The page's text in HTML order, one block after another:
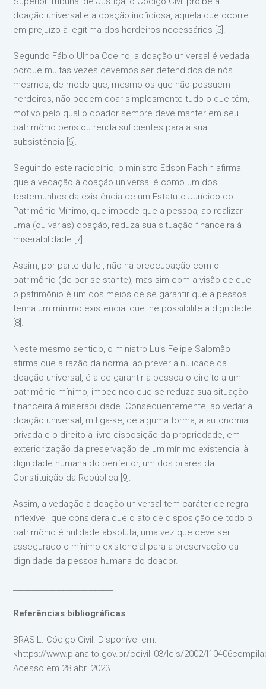
doação universal e a doação inoficiosa, aquela que ocorre
em prejuízo à legítima dos herdeiros necessários [5].
Segundo Fábio Ulhoa Coelho, a doação universal é vedada
porque muitas vezes devemos ser defendidos de nós
mesmos, de modo que, mesmo os que não possuem
herdeiros, não podem doar simplesmente tudo o que têm,
motivo pelo qual o doador sempre deve manter em seu
patrimônio bens ou renda suficientes para a sua
subsistência [6].
Seguindo este raciocínio, o ministro Edson Fachin afirma
que a vedação à doação universal é como um dos
testemunhos da existência de um Estatuto Jurídico do
Patrimônio Mínimo, que impede que a pessoa, ao realizar
uma (ou várias) doação, reduza sua situação financeira à
miserabilidade [7].
Assim, por parte da lei, não há preocupação com o
patrimônio (de per se stante), mas sim com a visão de que
o patrimônio é um dos meios de se garantir que a pessoa
tenha um mínimo existencial que lhe possibilite a dignidade
[8].
Neste mesmo sentido, o ministro Luis Felipe Salomão
afirma que a razão da norma, ao prever a nulidade da
doação universal, é a de garantir à pessoa o direito a um
patrimônio mínimo, impedindo que se reduza sua situação
financeira à miserabilidade. Consequentemente, ao vedar a
doação universal, mitiga-se, de alguma forma, a autonomia
privada e o direito à livre disposição da propriedade, em
exteriorização da preservação de um mínimo existencial à
dignidade humana do benfeitor, um dos pilares da
Constituição da República [9].
Assim, a vedação à doação universal tem caráter de regra
inflexível, que considera que o ato de disposição de todo o
patrimônio é nulidade absoluta, uma vez que deve ser
assegurado o mínimo existencial para a preservação da
dignidade da pessoa humana do doador.
Referências bibliográficas
BRASIL. Código Civil. Disponível em:
<https://www.planalto.gov.br/ccivil_03/leis/2002/
Acesso em 28 abr. 2023.